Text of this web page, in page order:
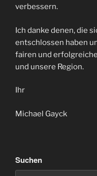
verbessern.
Ich danke denen, die
entschlossen haben
fairen und
und unsere Region.
Ihr
Michael Gayck
Suchen